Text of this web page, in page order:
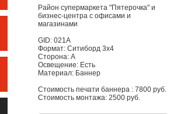
Район супермаркета "Пятерочка" и
бизнес-центра с офисами и
магазинами
GID: 021А
Формат: Ситиборд 3х4
Сторона: А
Освещение: Есть
Материал: Баннер
Стоимость печати баннера : 7800 руб.
Стоимость монтажа: 2500 руб.